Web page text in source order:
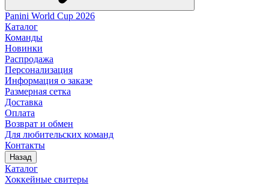
Panini World Cup 2026
Каталог
Команды
Новинки
Распродажа
Персонализация
Информация о заказе
Размерная сетка
Доставка
Оплата
Возврат и обмен
Для любительских команд
Контакты
Назад
Каталог
Хоккейные свитеры